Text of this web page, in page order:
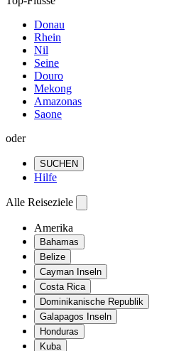
Donau
Rhein
Nil
Seine
Douro
Mekong
Amazonas
Saone
oder
SUCHEN
Hilfe
Alle Reiseziele
Amerika
Bahamas
Belize
Cayman Inseln
Costa Rica
Dominikanische Republik
Galapagos Inseln
Honduras
Kuba